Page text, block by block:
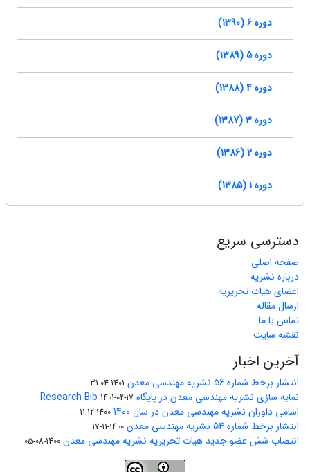
دوره 6 (1390)
دوره 5 (1389)
دوره 4 (1388)
دوره 3 (1387)
دوره 2 (1386)
دوره 1 (1385)
دسترسی سریع
صفحه اصلی
درباره نشریه
اعضای هیات تحریریه
ارسال مقاله
تماس با ما
نقشه سایت
آخرین اخبار
انتشار برخط شماره 56 نشریه مهندسی معدن 1401-04-31
نمایه سازی نشریه مهندسی معدن در پایگاه Research Bib 1401-02-17
اسامی داوران نشریه مهندسی معدن در سال 1400 1400-12-11
انتشار برخط شماره 54 نشریه مهندسی معدن 1400-11-17
انتصاب شش عضو جدید هیات تحریریه نشریه مهندسی معدن 1400-08-05